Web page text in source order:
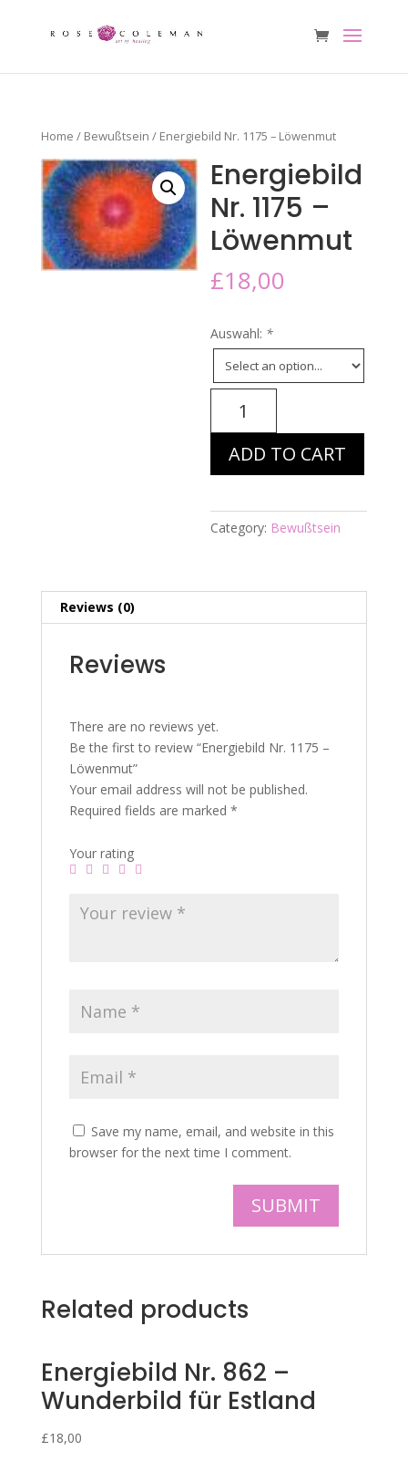
Home / Bewußtsein / Energiebild Nr. 1175 – Löwenmut
Energiebild
Nr. 1175 –
Löwenmut
£18,00
Auswahl: *
ADD TO CART
Category: Bewußtsein
Reviews (0)
Reviews
There are no reviews yet.
Be the first to review “Energiebild Nr. 1175 –
Löwenmut”
Your email address will not be published.
Required fields are marked *
Your rating
Save my name, email, and website in this
browser for the next time I comment.
Related products
Energiebild Nr. 862 –
Wunderbild für Estland
£18,00